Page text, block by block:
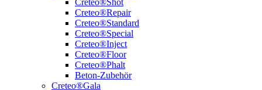
Creteo®Shot
Creteo®Repair
Creteo®Standard
Creteo®Special
Creteo®Inject
Creteo®Floor
Creteo®Phalt
Beton-Zubehör
Creteo®Gala